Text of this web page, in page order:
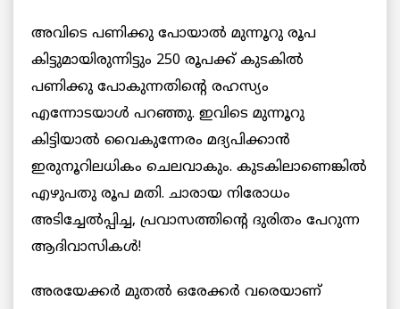
അവിടെ പണിക്കു പോയാല്‍ മുന്നൂറു രൂപ
കിട്ടുമായിരുന്നിട്ടും 250 രൂപക്ക്‌ കുടകില്‍
പണിക്കു പോകുന്നതിന്റെ രഹസ്യം
എന്നോടയാള്‍ പറഞ്ഞു. ഇവിടെ മുന്നൂറു
കിട്ടിയാല്‍ വൈകുന്നേരം മദ്യപിക്കാന്‍
ഇരുനൂറിലധികം ചെലവാകും. കുടകിലാണെങ്കില്‍
എഴുപതു രൂപ മതി. ചാരായ നിരോധം
അടിച്ചേല്‍പ്പിച്ച, പ്രവാസത്തിന്റെ ദുരിതം പേറുന്ന
ആദിവാസികള്‍!
അരയേക്കര്‍ മുതൽ ‍ഒരേക്കര്‍ വരെയാണ്‌